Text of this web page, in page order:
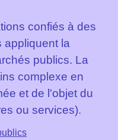
confiés à des
appliquent la
publics. La
complexe en
et de l'objet du
ou services).